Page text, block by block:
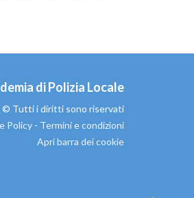
di Polizia Locale
© Tutti i diritti sono riservati
Policy - Termini e condizioni
Apri barra dei cookie